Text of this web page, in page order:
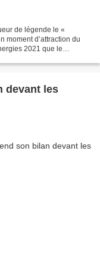
de légende le «
moment d’attraction du
2021 que le
devant les